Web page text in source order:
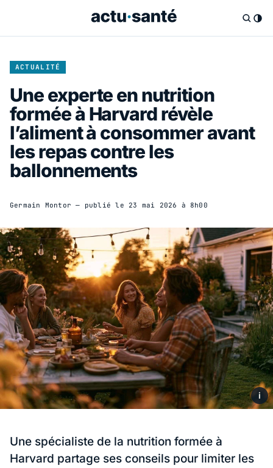
ACTUALITÉ
Une experte en nutrition
formée à Harvard révèle
l’aliment à consommer avant
les repas contre les
ballonnements
Germain Montor — publié le 23 mai 2026 à 8h00
i
Une spécialiste de la nutrition formée à
Harvard partage ses conseils pour limiter les